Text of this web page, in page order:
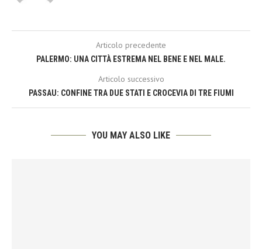
Articolo precedente
PALERMO: UNA CITTÀ ESTREMA NEL BENE E NEL MALE.
Articolo successivo
PASSAU: CONFINE TRA DUE STATI E CROCEVIA DI TRE FIUMI
YOU MAY ALSO LIKE